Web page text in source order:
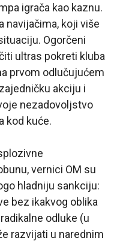
igrača kao kaznu.
navijačima, koji više
Ogorčeni
ultras pokreti kluba
prvom odlučujućem
akciju i
nezadovoljstvo
kod kuće.
vernici OM su
hladniju sankciju:
bez ikakvog oblika
odluke (u
razvijati u narednim